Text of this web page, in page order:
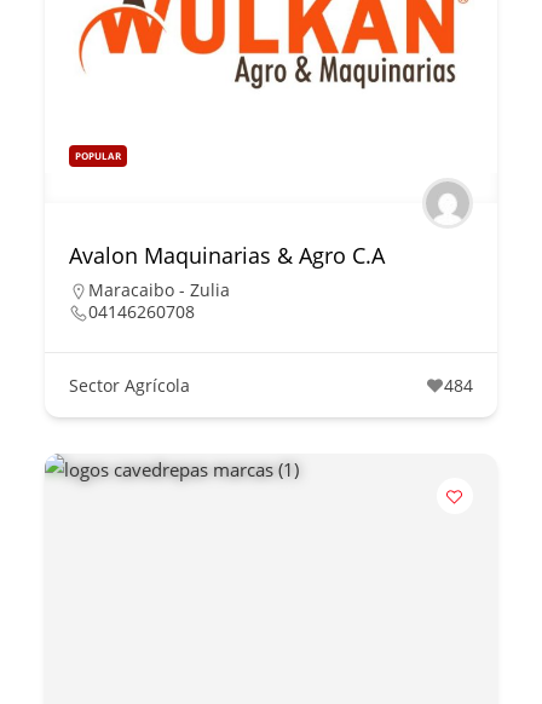
POPULAR
Avalon Maquinarias & Agro C.A
Maracaibo - Zulia
04146260708
Sector Agrícola 484